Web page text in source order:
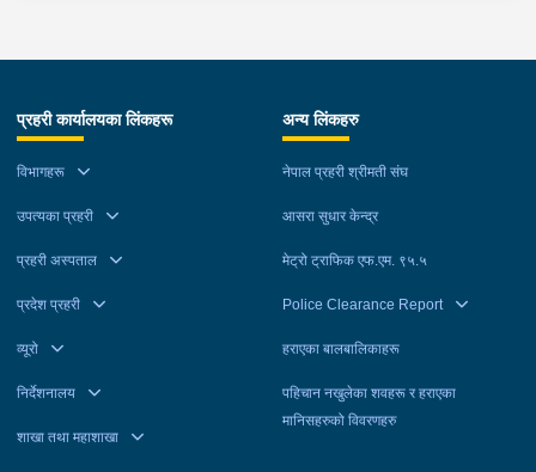
प्रहरी कार्यालयका लिंकहरू
विभागहरू
उपत्यका प्रहरी
प्रहरी अस्पताल
प्रदेश प्रहरी
व्यूरो
निर्देशनालय
शाखा तथा महाशाखा
अन्य लिंकहरु
नेपाल प्रहरी श्रीमती संघ
आसरा सुधार केन्द्र
मेट्रो ट्राफिक एफ.एम. ९५.५
Police Clearance Report
हराएका बालबालिकाहरू
पहिचान नखुलेका शवहरू र हराएका
मानिसहरुको विवरणहरु